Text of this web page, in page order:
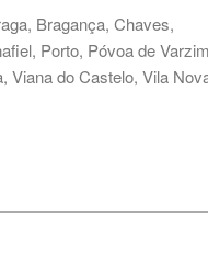
, Bragança, Chaves,
, Porto, Póvoa de
, Viana do Castelo, Vila